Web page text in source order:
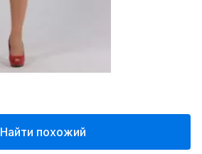
Найти похожий